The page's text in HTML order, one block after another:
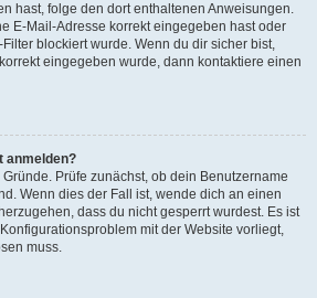
hast, folge den dort enthaltenen Anweisungen.
E-Mail-Adresse korrekt eingegeben hast oder
blockiert wurde. Wenn du dir sicher bist,
eingegeben wurde, dann kontaktiere einen
anmelden?
Prüfe zunächst, ob dein Benutzername
Wenn dies der Fall ist, wende dich an einen
dass du nicht gesperrt wurdest. Es ist
mit der Website vorliegt,
muss.